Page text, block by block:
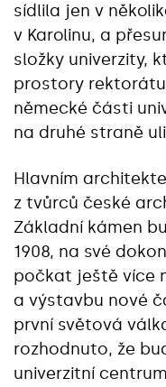
sídlila jen v
v Karolinu, a
složky univerzity,
prostory
německé části
na druhé straně
Hlavním
z tvůrců české
Základní kámen
1908, na své
počkat ještě více
a výstavbu nové
první světová
rozhodnuto, že
univerzitní